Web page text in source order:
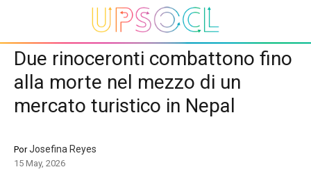
Due rinoceronti combattono fino
alla morte nel mezzo di un
mercato turistico in Nepal
PorJosefina Reyes
15 May, 2026